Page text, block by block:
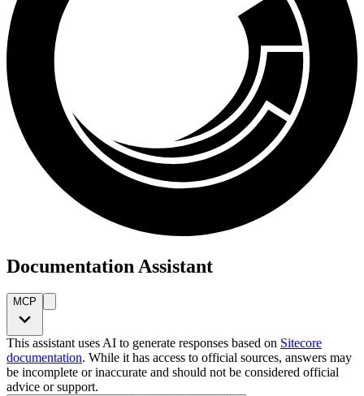
Documentation Assistant
MCP
This assistant uses AI to generate responses based on Sitecore
documentation. While it has access to official sources, answers may
be incomplete or inaccurate and should not be considered official
advice or support.